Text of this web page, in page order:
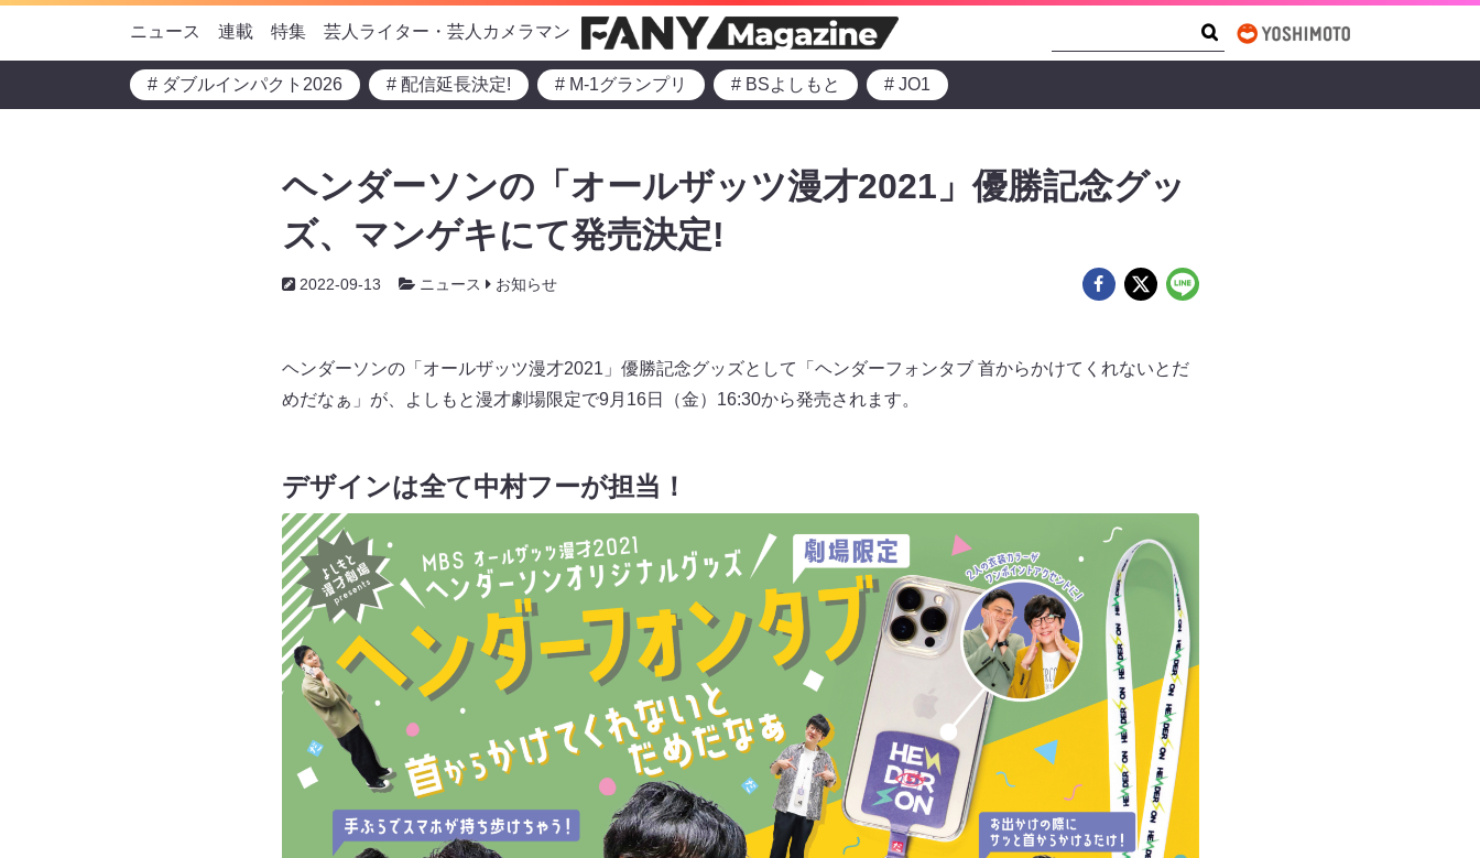
ニュース 連載 特集 芸人ライター・芸人カメラマン
# ダブルインパクト2026 # 配信延長決定! # M-1グランプリ # BSよしもと # JO1
ヘンダーソンの「オールザッツ漫才2021」優勝記念グッ
ズ、マンゲキにて発売決定!
2022-09-13 ニュース お知らせ
ヘンダーソンの「オールザッツ漫才2021」優勝記念グッズとして「ヘンダーフォンタブ 首からかけてくれないとだ
めだなぁ」が、よしもと漫才劇場限定で9月16日（金）16:30から発売されます。
デザインは全て中村フーが担当！